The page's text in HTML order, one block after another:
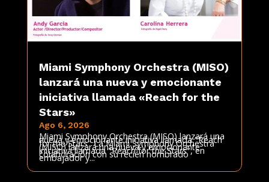
Miami Symphony Orchestra (MISO)
lanzará una nueva y emocionante
iniciativa llamada «Reach for the
Stars»
Ago 6, 2026
Miami Symphony Orchestra (MISO) lanzará una
nueva y emocionante iniciativa llamada "Reach
for the Stars" La Miami Symphony Orchestra
(MISO) lanzará una nueva y emocionante
iniciativa llamada "Reach for the Stars", en
colaboración con su recién nombrado
embajador y...